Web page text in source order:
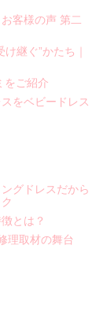
客様の声 第二
継ぐ”かたち｜
をご紹介
をベビードレス
グドレスだから
とは？
理取材の舞台